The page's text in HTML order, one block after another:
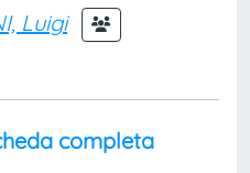
Luigi
completa